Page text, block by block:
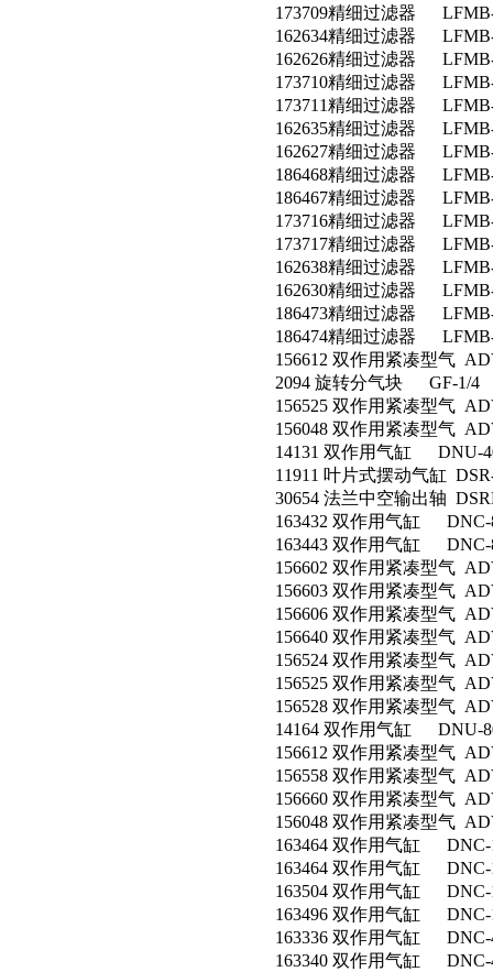
173709精细过滤器
162634精细过滤器
162626精细过滤器
173710精细过滤器
173711精细过滤器
162635精细过滤器
162627精细过滤器
186468精细过滤器
186467精细过滤器
173716精细过滤器
173717精细过滤器
162638精细过滤器
162630精细过滤器
186473精细过滤器
186474精细过滤器
156612 双作用紧凑型气
2094 旋转分气块 GF-1/4
156525 双作用紧凑型气
156048 双作用紧凑型气
14131 双作用气缸 DNU-
11911 叶片式摆动气缸
30654 法兰中空输出轴
163432 双作用气缸 DNC-
163443 双作用气缸 DNC-
156602 双作用紧凑型气
156603 双作用紧凑型气
156606 双作用紧凑型气
156640 双作用紧凑型气
156524 双作用紧凑型气
156525 双作用紧凑型气
156528 双作用紧凑型气
14164 双作用气缸 DNU-
156612 双作用紧凑型气
156558 双作用紧凑型气
156660 双作用紧凑型气
156048 双作用紧凑型气
163464 双作用气缸 DNC-
163464 双作用气缸 DNC-
163504 双作用气缸 DNC-
163496 双作用气缸 DNC-
163336 双作用气缸 DNC-
163340 双作用气缸 DNC-